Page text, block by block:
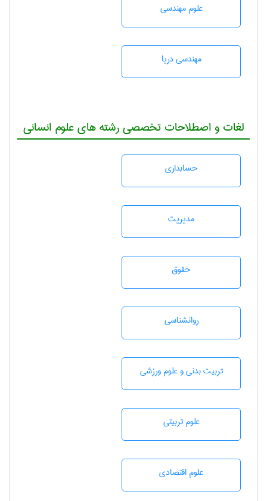
علوم مهندسی
مهندسی دریا
لغات و اصطلاحات تخصصی رشته های علوم انسانی
حسابداری
مديريت
حقوق
روانشناسی
تربيت بدنی و علوم ورزشی
علوم تربيتی
علوم اقتصادی